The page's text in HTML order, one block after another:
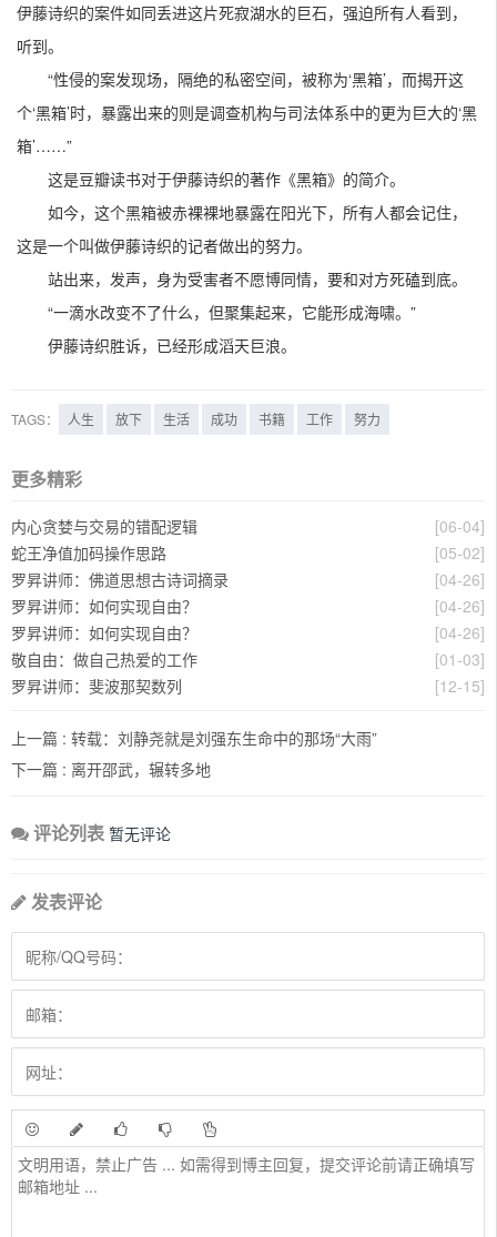
伊藤诗织的案件如同丢进这片死寂湖水的巨石，强迫所有人看到，
听到。
“性侵的案发现场，隔绝的私密空间，被称为‘黑箱’，而揭开这
个‘黑箱’时，暴露出来的则是调查机构与司法体系中的更为巨大的‘黑
箱’……”
这是豆瓣读书对于伊藤诗织的著作《黑箱》的简介。
如今，这个黑箱被赤裸裸地暴露在阳光下，所有人都会记住，
这是一个叫做伊藤诗织的记者做出的努力。
站出来，发声，身为受害者不愿博同情，要和对方死磕到底。
“一滴水改变不了什么，但聚集起来，它能形成海啸。”
伊藤诗织胜诉，已经形成滔天巨浪。
TAGS： 人生 放下 生活 成功 书籍 工作 努力
更多精彩
[06-04]
内心贪婪与交易的错配逻辑
[05-02]
蛇王净值加码操作思路
[04-26]
罗昇讲师：佛道思想古诗词摘录
[04-26]
罗昇讲师：如何实现自由？
[04-26]
罗昇讲师：如何实现自由？
[01-03]
敬自由：做自己热爱的工作
[12-15]
罗昇讲师：斐波那契数列
上一篇 : 转载：刘静尧就是刘强东生命中的那场“大雨”
下一篇 : 离开邵武，辗转多地
评论列表 暂无评论
发表评论